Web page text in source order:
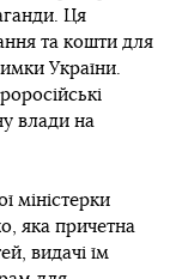
Ця
та кошти для
України.
влади на
міністерки
яка причетна
видачі їм